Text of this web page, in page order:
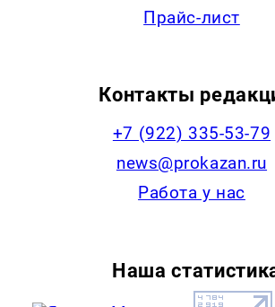
Прайс-лист
Контакты
+7 (922) 335-53-79
news@prokazan.ru
Работа у нас
Наша